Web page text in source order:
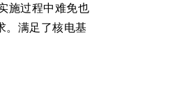
施过程中难免也
。满足了核电基